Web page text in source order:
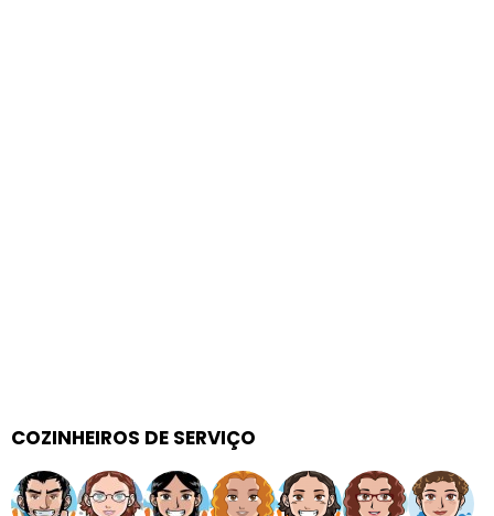
COZINHEIROS DE SERVIÇO